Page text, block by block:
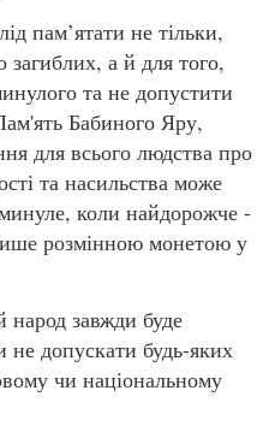
пам’ятати не тільки,
а й для того,
та не допустити
Бабиного Яру,
для всього людства про
та насильства може
коли найдорожче -
розмінною монетою у
народ завжди буде
не допускати будь-яких
чи національному